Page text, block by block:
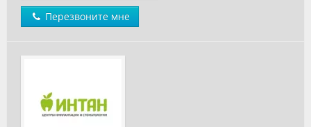
Перезвоните мне